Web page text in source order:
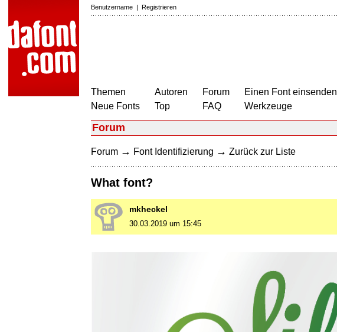
Benutzername | Registrieren
Themen
Neue Fonts
Autoren
Top
Forum
FAQ
Einen Font einsenden
Werkzeuge
Forum
Forum → Font Identifizierung → Zurück zur Liste
What font?
mkheckel
30.03.2019 um 15:45